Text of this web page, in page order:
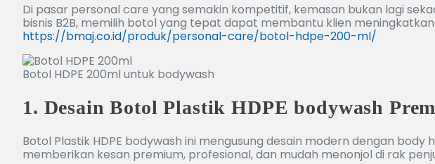
Di pasar personal care yang semakin kompetitif, kemasan bukan lagi
bisnis B2B, memilih botol yang tepat dapat membantu klien
https://bmaj.co.id/produk/personal-care/botol-hdpe-200-ml/
Botol HDPE 200ml untuk bodywash
1. Desain Botol Plastik HDPE bodywash
Botol Plastik HDPE bodywash ini mengusung desain modern dengan
memberikan kesan premium, profesional, dan mudah menonjol di rak